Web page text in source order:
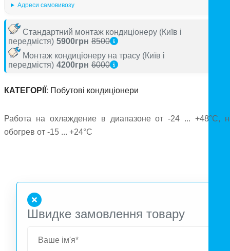
Адреси самовивозу
Стандартний монтаж кондиціонеру (Київ і
передмістя) 5900грн 8500
Монтаж кондиціонеру на трасу (Київ і
передмістя) 4200грн 6000
КАТЕГОРІЇ : Побутові кондиціонери
Работа на охлаждение в диапазоне от -24 ... +48°C,
обогрев от -15 ... +24°C
Швидке замовлення товару